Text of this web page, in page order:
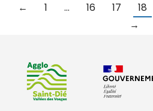
← 1 … 16 17 18
→